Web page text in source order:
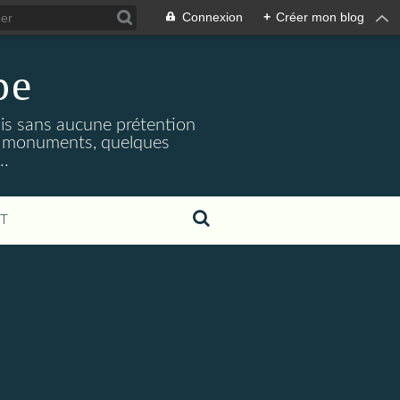
Connexion + Créer mon blog
sans aucune prétention
quelques